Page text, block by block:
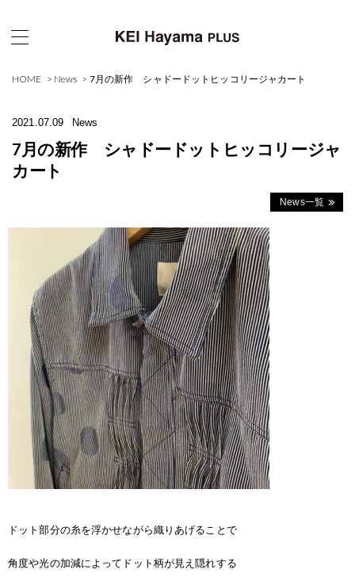
HOME News 7月の新作 シャドードットヒッコリージャカート
2021.07.09 News
7月の新作 シャドードットヒッコリージャ
カート
News一覧
ドット部分の糸を浮かせながら織りあげることで
角度や光の加減によってドット柄が見え隠れする